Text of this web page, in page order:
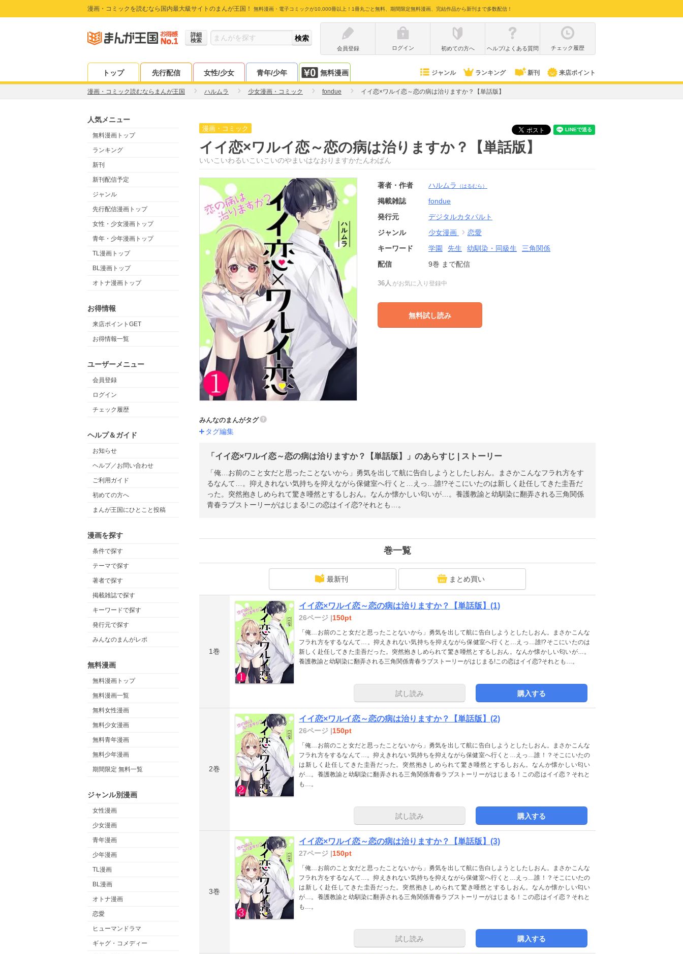
漫画・コミックを読むなら国内最大級サイトのまんが王国！ 無料漫画・電子コミックが10,000冊以上！1冊丸ごと無料、期間限定無料漫画、完結作品から新刊まで多数配信！
詳細
検索
会員登録
ログイン 初めての方へ ヘルプ/よくある質問 チェック履歴
トップ 先行配信 女性/少女 青年/少年 無料漫画 ジャンル ランキング 新刊 来店ポイント
漫画・コミック読むならまんが王国 ハルムラ 少女漫画・コミック fondue イイ恋×ワルイ恋～恋の病は治りますか？【単話版】
人気メニュー
無料漫画トップ
ランキング
新刊
新刊配信予定
ジャンル
先行配信漫画トップ
女性・少女漫画トップ
青年・少年漫画トップ
TL漫画トップ
BL漫画トップ
オトナ漫画トップ
お得情報
来店ポイントGET
お得情報一覧
ユーザーメニュー
会員登録
ログイン
チェック履歴
ヘルプ＆ガイド
お知らせ
ヘルプ／お問い合わせ
ご利用ガイド
初めての方へ
まんが王国にひとこと投稿
漫画を探す
条件で探す
テーマで探す
著者で探す
掲載雑誌で探す
キーワードで探す
発行元で探す
みんなのまんがレポ
無料漫画
無料漫画トップ
無料漫画一覧
無料女性漫画
無料少女漫画
無料青年漫画
無料少年漫画
期間限定 無料一覧
ジャンル別漫画
女性漫画
少女漫画
青年漫画
少年漫画
TL漫画
BL漫画
オトナ漫画
恋愛
ヒューマンドラマ
ギャグ・コメディー
漫画・コミック
イイ恋×ワルイ恋～恋の病は治りますか？【単話版】
いいこいわるいこいこいのやまいはなおりますかたんわばん
著者・作者 ハルムラ （はるむら）
掲載雑誌
fondue
発行元
デジタルカタパルト
ジャンル
少女漫画
恋愛
キーワード
学園 先生 幼馴染・同級生
三角関係
配信
9巻 まで配信
36人 がお気に入り登録中
無料試し読み
みんなのまんがタグ
タグ編集
「イイ恋×ワルイ恋～恋の病は治りますか？【単話版】」のあらすじ | ストーリー
「俺…お前のこと女だと思ったことないから」勇気を出して航に告白しようとしたしおん。まさかこんなフラれ方をす
るなんて…。抑えきれない気持ちを抑えながら保健室へ行くと…えっ…誰!?そこにいたのは新しく赴任してきた圭吾だ
った。突然抱きしめられて驚き唖然とするしおん。なんか懐かしい匂いが…。養護教諭と幼馴染に翻弄される三角関係
青春ラブストーリーがはじまる!この恋はイイ恋?それとも…。
巻一覧
最新刊 まとめ買い
1巻
イイ恋×ワルイ恋～恋の病は治りますか？【単話版】(1)
26ページ |150pt
「俺…お前のこと女だと思ったことないから」勇気を出して航に告白しようとしたしおん。まさかこんな
フラれ方をするなんて…。抑えきれない気持ちを抑えながら保健室へ行くと…えっ…誰!?そこにいたのは
新しく赴任してきた圭吾だった。突然抱きしめられて驚き唖然とするしおん。なんか懐かしい匂いが…。
養護教諭と幼馴染に翻弄される三角関係青春ラブストーリーがはじまる!この恋はイイ恋?それとも…。
試し読み 購入する
2巻
イイ恋×ワルイ恋～恋の病は治りますか？【単話版】(2)
26ページ |150pt
「俺…お前のこと女だと思ったことないから」勇気を出して航に告白しようとしたしおん。まさかこんな
フラれ方をするなんて…。抑えきれない気持ちを抑えながら保健室へ行くと…えっ…誰！？そこにいたの
は新しく赴任してきた圭吾だった。突然抱きしめられて驚き唖然とするしおん。なんか懐かしい匂い
が…。養護教諭と幼馴染に翻弄される三角関係青春ラブストーリーがはじまる！この恋はイイ恋？それと
も…。
試し読み 購入する
3巻
イイ恋×ワルイ恋～恋の病は治りますか？【単話版】(3)
27ページ |150pt
「俺…お前のこと女だと思ったことないから」勇気を出して航に告白しようとしたしおん。まさかこんな
フラれ方をするなんて…。抑えきれない気持ちを抑えながら保健室へ行くと…えっ…誰！？そこにいたの
は新しく赴任してきた圭吾だった。突然抱きしめられて驚き唖然とするしおん。なんか懐かしい匂い
が…。養護教諭と幼馴染に翻弄される三角関係青春ラブストーリーがはじまる！この恋はイイ恋？それと
も…。
試し読み 購入する